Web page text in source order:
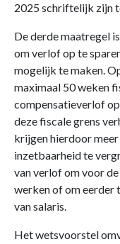
2025 schriftelijk zijn
De derde maatregel
om verlof op te
mogelijk te maken.
maximaal 50 weken
compensatieverlof
deze fiscale grens
krijgen hierdoor
inzetbaarheid te
van verlof om voor
werken of om eerder
van salaris.
Het wetsvoorstel